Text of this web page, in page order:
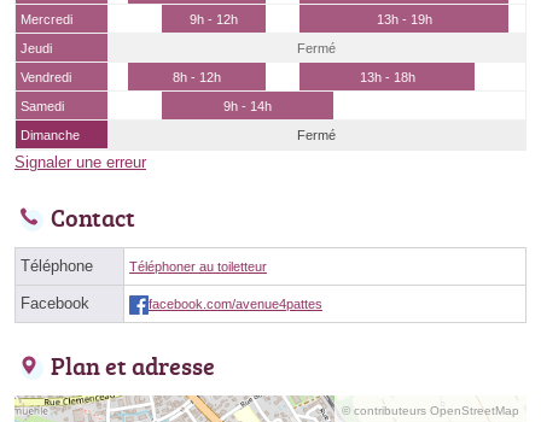
Mercredi
9h - 12h
13h - 19h
Jeudi
Fermé
Vendredi
8h - 12h
13h - 18h
Samedi
9h - 14h
Dimanche
Fermé
Signaler une erreur
Contact
Téléphone Téléphoner au toiletteur
Facebook facebook.com/avenue4pattes
Plan et adresse
© contributeurs OpenStreetMap